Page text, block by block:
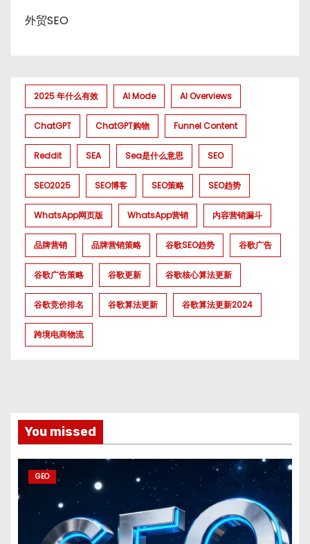
外贸SEO
2025 年什么有效 AI Mode AI Overviews
ChatGPT ChatGPT购物 Funnel Content
Reddit SEA Sea是什么意思 SEO
SEO2025 SEO博客 SEO策略 SEO趋势
WhatsApp网页版 WhatsApp营销 内容营销漏斗
品牌营销 品牌营销策略 谷歌SEO趋势 谷歌广告
谷歌广告策略 谷歌更新 谷歌核心算法更新
谷歌竞价排名 谷歌算法更新 谷歌算法更新2024
跨境电商物流
You missed
GEO